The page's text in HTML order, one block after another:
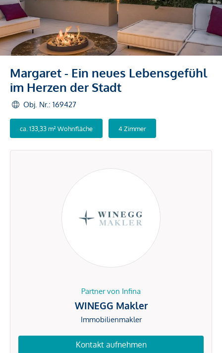
Margaret - Ein neues Lebensgefühl
im Herzen der Stadt
Obj. Nr.: 169427
ca. 133,33 m² Wohnfläche 4 Zimmer
Partner von Infina
WINEGG Makler
Immobilienmakler
Kontakt aufnehmen